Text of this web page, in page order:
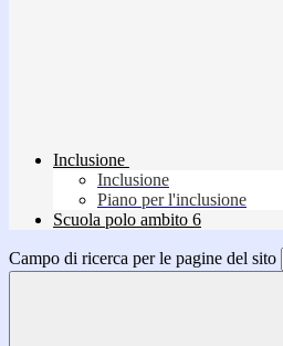
Inclusione
Inclusione
Piano per l'inclusione
Scuola polo ambito 6
Campo di ricerca per le pagine del sito